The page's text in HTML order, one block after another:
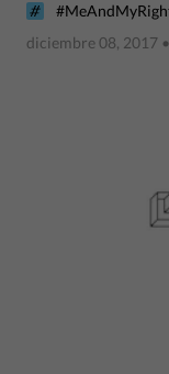
diciembre 08, 2017